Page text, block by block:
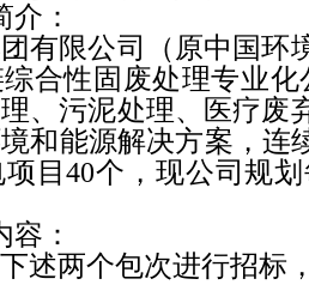
：
有限公司（原中国环
合性固废处理专业
、污泥处理、医疗废
和能源解决方案，连
项目40个，现公司规
：
述两个包次进行招标